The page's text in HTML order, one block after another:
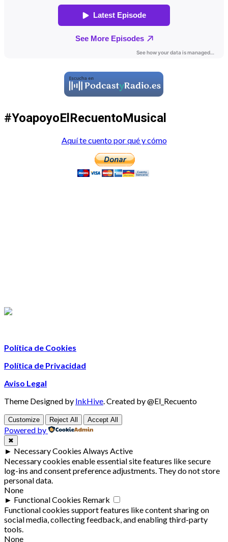
#YoapoyoElRecuentoMusical
Aquí te cuento por qué y cómo
Política de Cookies
Política de Privacidad
Aviso Legal
Theme Designed by InkHive Created by @El_Recuento
Customize Reject All Accept All
Powered by
✖
► Necessary Cookies Always Active
Necessary cookies enable essential site features like secure
log-ins and consent preference adjustments. They do not store
personal data.
None
► Functional Cookies Remark
Functional cookies support features like content sharing on
social media, collecting feedback, and enabling third-party
tools.
None